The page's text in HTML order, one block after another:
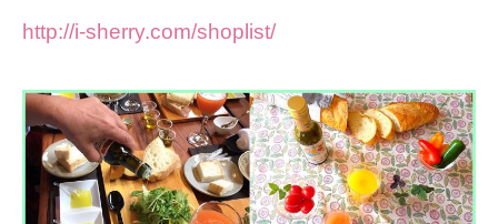
http://i-sherry.com/shoplist/